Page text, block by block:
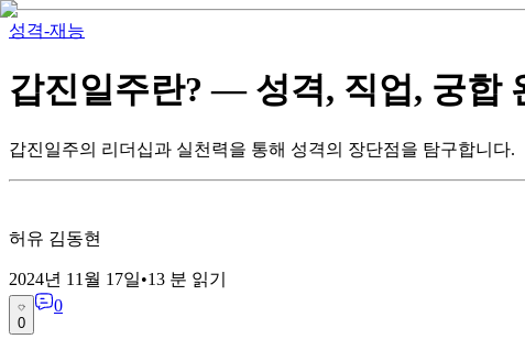
성격-재능
갑진일주란? — 성격, 직업, 궁합
갑진일주의 리더십과 실천력을 통해 성격의 장단점을 탐구합니다.
허유 김동현
2024년 11월 17일•13 분 읽기
0
0